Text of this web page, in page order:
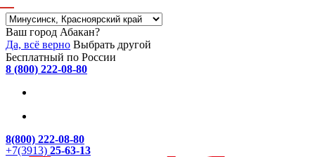
Ваш город Абакан?
Да, всё верно Выбрать другой
Бесплатный по России
8 (800) 222-08-80
8(800) 222-08-80
+7(3913) 25-63-13